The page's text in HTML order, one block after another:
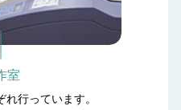
室
行っています。